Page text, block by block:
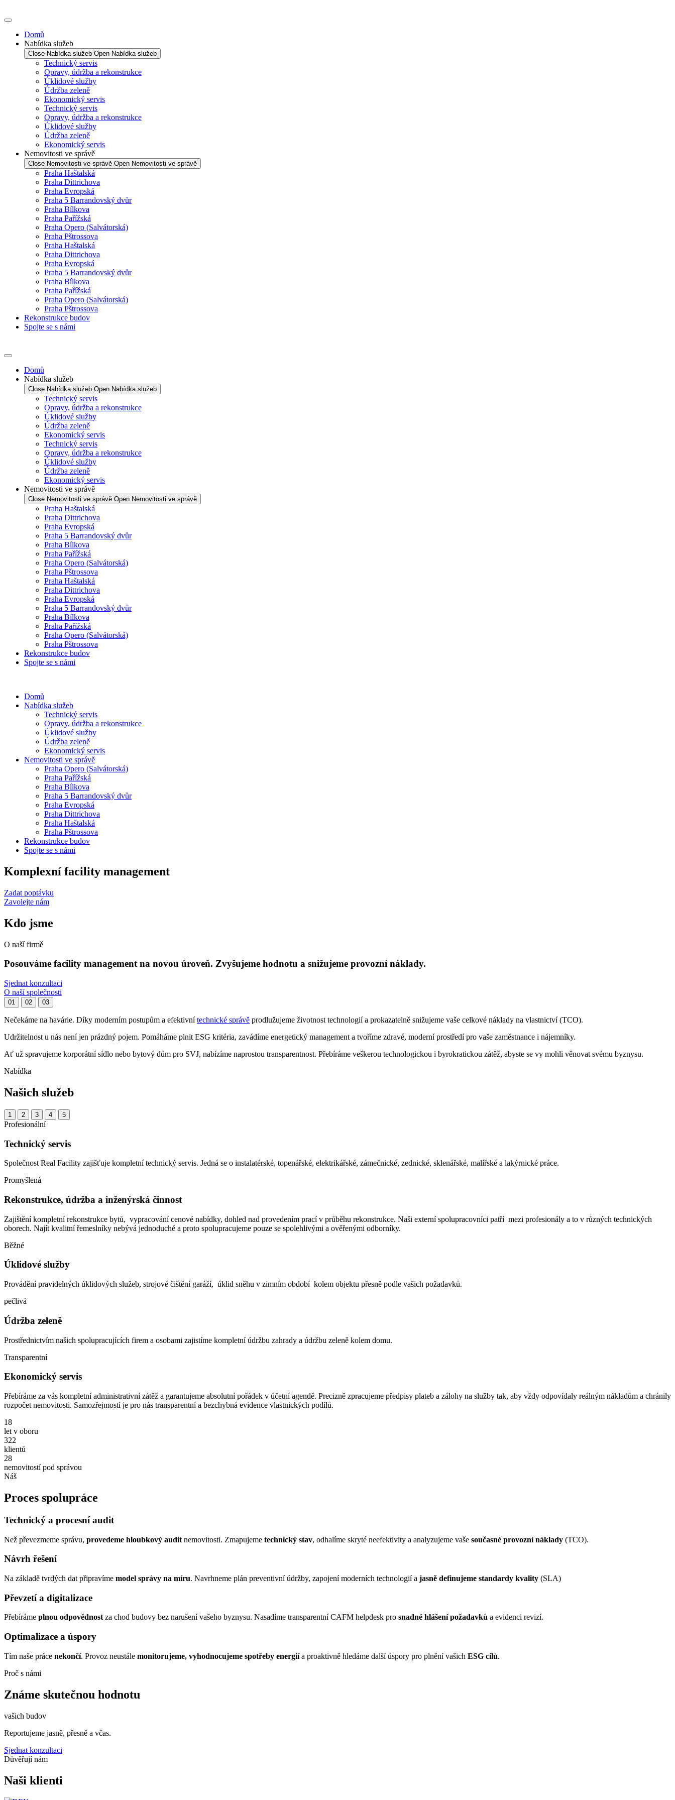
Domů
Nabídka služeb
Close Nabídka služeb Open Nabídka služeb
Technický servis
Opravy, údržba a rekonstrukce
Úklidové služby
Údržba zeleně
Ekonomický servis
Technický servis
Opravy, údržba a rekonstrukce
Úklidové služby
Údržba zeleně
Ekonomický servis
Nemovitosti ve správě
Close Nemovitosti ve správě Open Nemovitosti ve správě
Praha Haštalská
Praha Dittrichova
Praha Evropská
Praha 5 Barrandovský dvůr
Praha Bílkova
Praha Pařížská
Praha Opero (Salvátorská)
Praha Pštrossova
Praha Haštalská
Praha Dittrichova
Praha Evropská
Praha 5 Barrandovský dvůr
Praha Bílkova
Praha Pařížská
Praha Opero (Salvátorská)
Praha Pštrossova
Rekonstrukce budov
Spojte se s námi
Domů
Nabídka služeb
Close Nabídka služeb Open Nabídka služeb
Technický servis
Opravy, údržba a rekonstrukce
Úklidové služby
Údržba zeleně
Ekonomický servis
Technický servis
Opravy, údržba a rekonstrukce
Úklidové služby
Údržba zeleně
Ekonomický servis
Nemovitosti ve správě
Close Nemovitosti ve správě Open Nemovitosti ve správě
Praha Haštalská
Praha Dittrichova
Praha Evropská
Praha 5 Barrandovský dvůr
Praha Bílkova
Praha Pařížská
Praha Opero (Salvátorská)
Praha Pštrossova
Praha Haštalská
Praha Dittrichova
Praha Evropská
Praha 5 Barrandovský dvůr
Praha Bílkova
Praha Pařížská
Praha Opero (Salvátorská)
Praha Pštrossova
Rekonstrukce budov
Spojte se s námi
Domů
Nabídka služeb
Technický servis
Opravy, údržba a rekonstrukce
Úklidové služby
Údržba zeleně
Ekonomický servis
Nemovitosti ve správě
Praha Opero (Salvátorská)
Praha Pařížská
Praha Bílkova
Praha 5 Barrandovský dvůr
Praha Evropská
Praha Dittrichova
Praha Haštalská
Praha Pštrossova
Rekonstrukce budov
Spojte se s námi
Komplexní facility management
Zadat poptávku
Zavolejte nám
Kdo jsme
O naší firmě
Posouváme facility management na novou úroveň. Zvyšujeme hodnotu a snižujeme provozní náklady.
Sjednat konzultaci
O naší společnosti
01 02 03
Nečekáme na havárie. Díky moderním postupům a efektivnítechnické správě prodlužujeme životnost technologií a prokazatelně snižujeme vaše celkové náklady na vlastnictví (TCO).
Udržitelnost u nás není jen prázdný pojem. Pomáháme plnit ESG kritéria, zavádíme energetický management a tvoříme zdravé, moderní prostředí pro vaše zaměstnance i nájemníky.
Ať už spravujeme korporátní sídlo nebo bytový dům pro SVJ, nabízíme naprostou transparentnost. Přebíráme veškerou technologickou i byrokratickou zátěž, abyste se vy mohli věnovat svému byznysu.
Nabídka
Našich služeb
1 2 3 4 5
Profesionální
Technický servis
Společnost Real Facility zajišťuje kompletní technický servis. Jedná se o instalatérské, topenářské, elektrikářské, zámečnické, zednické, sklenářské, malířské a lakýrnické práce.
Promyšlená
Rekonstrukce, údržba a inženýrská činnost
Zajištění kompletní rekonstrukce bytů, vypracování cenové nabídky, dohled nad provedením prací v průběhu rekonstrukce. Naši externí spolupracovníci patří mezi profesionály a to v různých technických
oborech. Najít kvalitní řemeslníky nebývá jednoduché a proto spolupracujeme pouze se spolehlivými a ověřenými odborníky.
Běžné
Úklidové služby
Provádění pravidelných úklidových služeb, strojové čištění garáží, úklid sněhu v zimním období kolem objektu přesně podle vašich požadavků.
pečlivá
Údržba zeleně
Prostřednictvím našich spolupracujících firem a osobami zajistíme kompletní údržbu zahrady a údržbu zeleně kolem domu.
Transparentní
Ekonomický servis
Přebíráme za vás kompletní administrativní zátěž a garantujeme absolutní pořádek v účetní agendě. Precizně zpracujeme předpisy plateb a zálohy na služby tak, aby vždy odpovídaly reálným nákladům a chránily
rozpočet nemovitosti. Samozřejmostí je pro nás transparentní a bezchybná evidence vlastnických podílů.
18
let v oboru
322
klientů
28
nemovitostí pod správou
Náš
Proces spolupráce
Technický a procesní audit
Než převezmeme správu, provedeme hloubkový audit nemovitosti. Zmapujeme technický stav, odhalíme skryté neefektivity a analyzujeme vaše současné provozní náklady (TCO).
Návrh řešení
Na základě tvrdých dat připravíme model správy na míru. Navrhneme plán preventivní údržby, zapojení moderních technologií a jasně definujeme standardy kvality (SLA)
Převzetí a digitalizace
Přebíráme plnou odpovědnostza chod budovy bez narušení vašeho byznysu. Nasadíme transparentní CAFM helpdesk pro snadné hlášení požadavků a evidenci revizí.
Optimalizace a úspory
Tím naše práce nekončí. Provoz neustále monitorujeme, vyhodnocujeme spotřeby energiía proaktivně hledáme další úspory pro plnění vašich ESG cílů.
Proč s námi
Známe skutečnou hodnotu
vašich budov
Reportujeme jasně, přesně a včas.
Sjednat konzultaci
Důvěřují nám
Naši klienti